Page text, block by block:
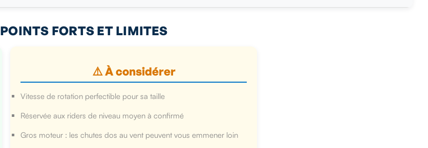
POINTS FORTS ET LIMITES
⚠️ À considérer
Vitesse de rotation perfectible pour sa taille
Réservée aux riders de niveau moyen à confirmé
Gros moteur : les chutes dos au vent peuvent vous emmener loin